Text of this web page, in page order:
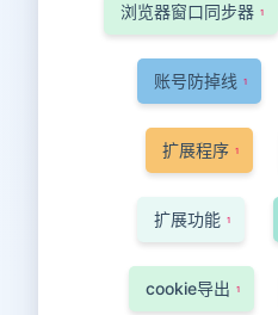
浏览器窗口同步器 1
账号防掉线 1
扩展程序 1
扩展功能 1
cookie导出 1